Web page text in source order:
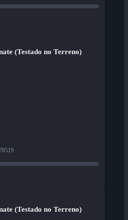
(Testado no Terreno)
(Testado no Terreno)